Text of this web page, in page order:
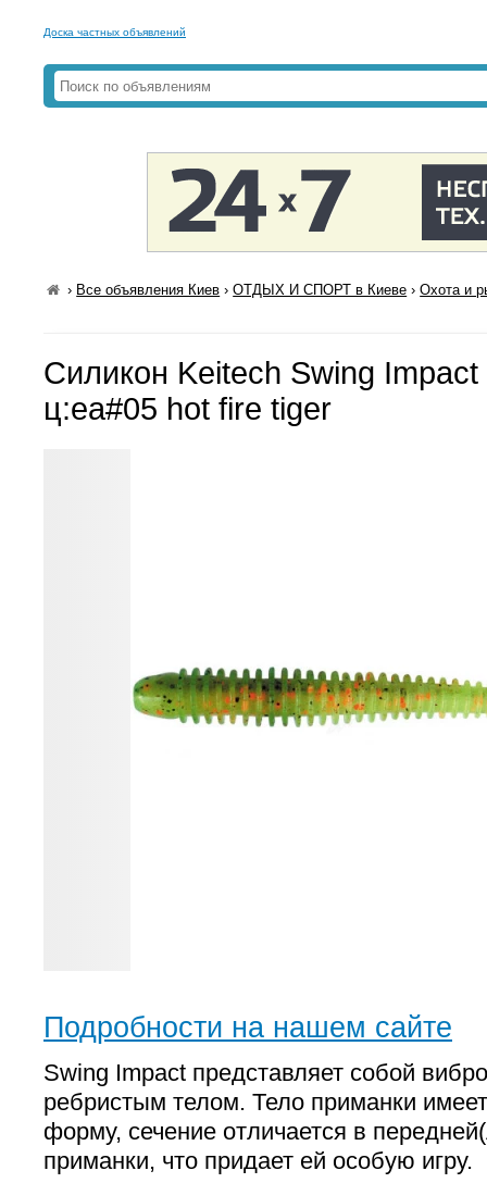
Доска частных объявлений
› Все объявления Киев ›ОТДЫХ И СПОРТ в Киеве ›Охота и
Силикон Keitech Swing
ц:ea#05 hot fire tiger
Подробности на нашем сайте
Swing Impact представляет собой
ребристым телом. Тело приманки
форму, сечение отличается в
приманки, что придает ей особую игру.